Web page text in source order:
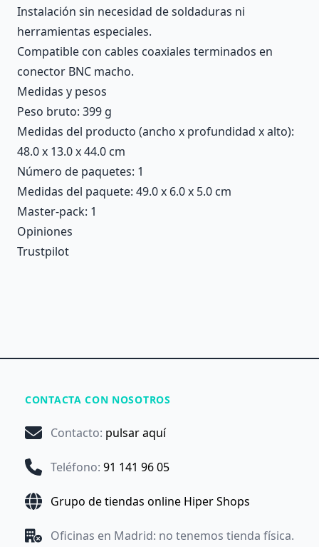
Instalación sin necesidad de soldaduras ni
herramientas especiales.
Compatible con cables coaxiales terminados en
conector BNC macho.
Medidas y pesos
Peso bruto: 399 g
Medidas del producto (ancho x profundidad x alto):
48.0 x 13.0 x 44.0 cm
Número de paquetes: 1
Medidas del paquete: 49.0 x 6.0 x 5.0 cm
Master-pack: 1
Opiniones
Trustpilot
CONTACTA CON NOSOTROS
Contacto: pulsar aquí
Teléfono: 91 141 96 05
Grupo de tiendas online Hiper Shops
Oficinas en Madrid: no tenemos tienda física.